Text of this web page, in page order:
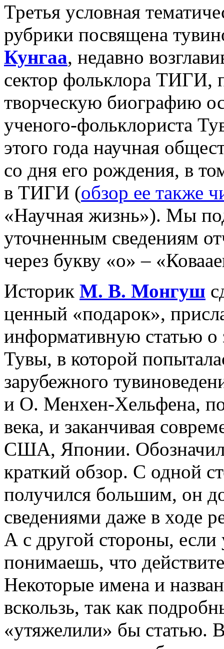
Третья условная
рубрики посвящена
Кунгаа, недавно
сектор фольклора ТИГИ,
творческую биографию
ученого-фольклориста
этого года научная
со дня его рождения, в
в ТИГИ (обзор ее также
«Научная жизнь»). Мы
уточненным сведениям
через букву «о» –
Историк М. В. Монгуш
ценный «подарок»,
информативную статью о
Тувы, в которой
зарубежного
и О. Менхен-Хельфена,
века, и заканчивая
США, Японии.
краткий обзор. С одной
получился большим, он
сведениями даже в ходе
А с другой стороны, если
понимаешь, что
Некоторые имена и
вскользь, так как
«утяжелили» бы статью.